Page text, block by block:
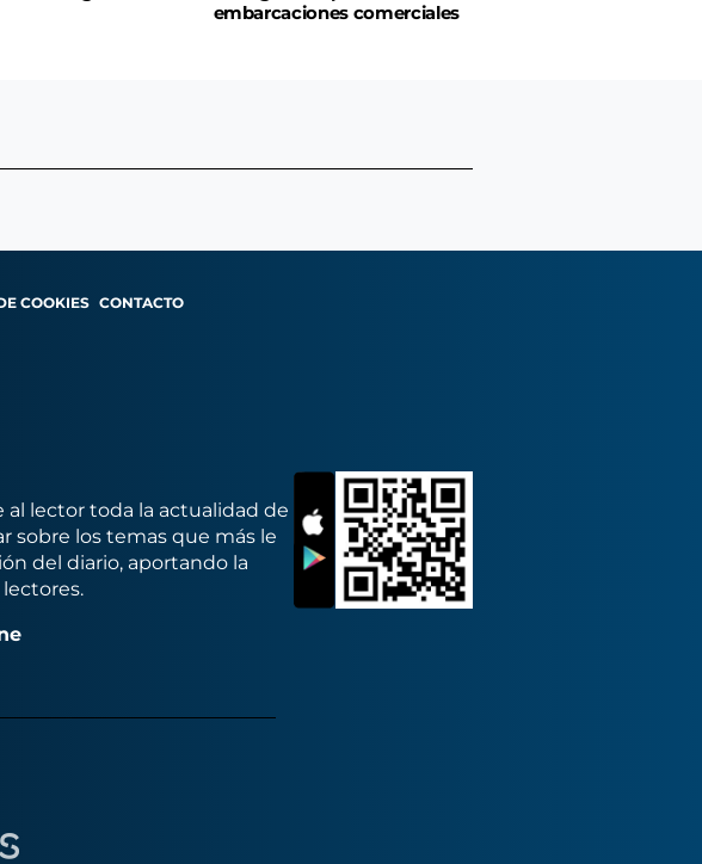
embarcaciones comerciales
COOKIES CONTACTO
al lector toda la actualidad de
sobre los temas que más le
del diario, aportando la